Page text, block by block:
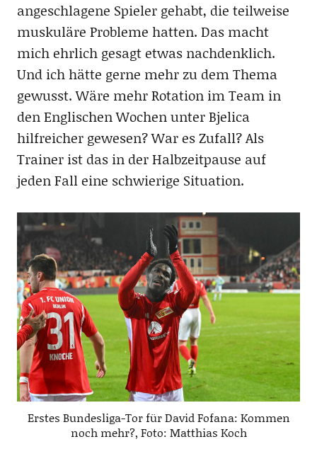
angeschlagene Spieler gehabt, die teilweise
muskuläre Probleme hatten. Das macht
mich ehrlich gesagt etwas nachdenklich.
Und ich hätte gerne mehr zu dem Thema
gewusst. Wäre mehr Rotation im Team in
den Englischen Wochen unter Bjelica
hilfreicher gewesen? War es Zufall? Als
Trainer ist das in der Halbzeitpause auf
jeden Fall eine schwierige Situation.
Erstes Bundesliga-Tor für David Fofana: Kommen
noch mehr?, Foto: Matthias Koch